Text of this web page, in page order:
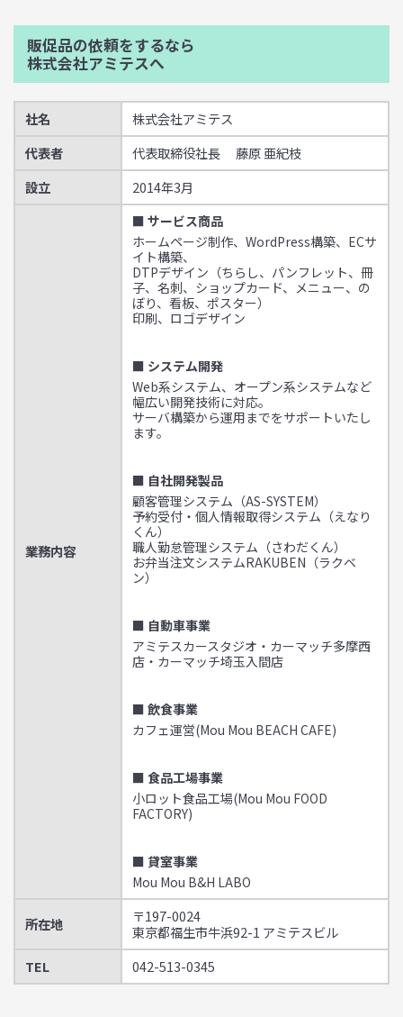
販促品の依頼をするなら
株式会社アミテスへ
社名
株式会社アミテス
代表者
代表取締役社長 藤原 亜紀枝
設立
2014年3月
業務内容
■ サービス商品
ホームページ制作、WordPress構築、ECサ
イト構築、
DTPデザイン（ちらし、パンフレット、冊
子、名刺、ショップカード、メニュー、の
ぼり、看板、ポスター）
印刷、ロゴデザイン
■ システム開発
Web系システム、オープン系システムなど
幅広い開発技術に対応。
サーバ構築から運用までをサポートいたし
ます。
■ 自社開発製品
顧客管理システム（AS-SYSTEM）
予約受付・個人情報取得システム（えなり
くん）
職人勤怠管理システム（さわだくん）
お弁当注文システムRAKUBEN（ラクベ
ン）
■ 自動車事業
アミテスカースタジオ・カーマッチ多摩西
店・カーマッチ埼玉入間店
■ 飲食事業
カフェ運営(Mou Mou BEACH CAFE)
■ 食品工場事業
小ロット食品工場(Mou Mou FOOD
FACTORY)
■ 貸室事業
Mou Mou B&H LABO
所在地
〒197-0024
東京都福生市牛浜92-1 アミテスビル
TEL
042-513-0345